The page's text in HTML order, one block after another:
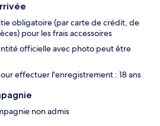
obligatoire (par carte de crédit, de
pour les frais accessoires
officielle avec photo peut être
effectuer l'enregistrement : 18 ans
non admis